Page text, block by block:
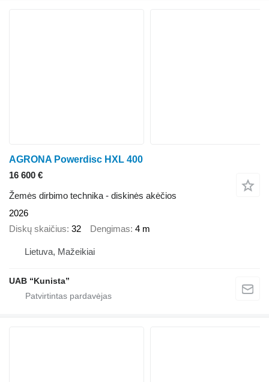
AGRONA Powerdisc HXL 400
16 600 €
Žemės dirbimo technika - diskinės akėčios
2026
Diskų skaičius 32 Dengimas 4 m
Lietuva, Mažeikiai
UAB “Kunista”